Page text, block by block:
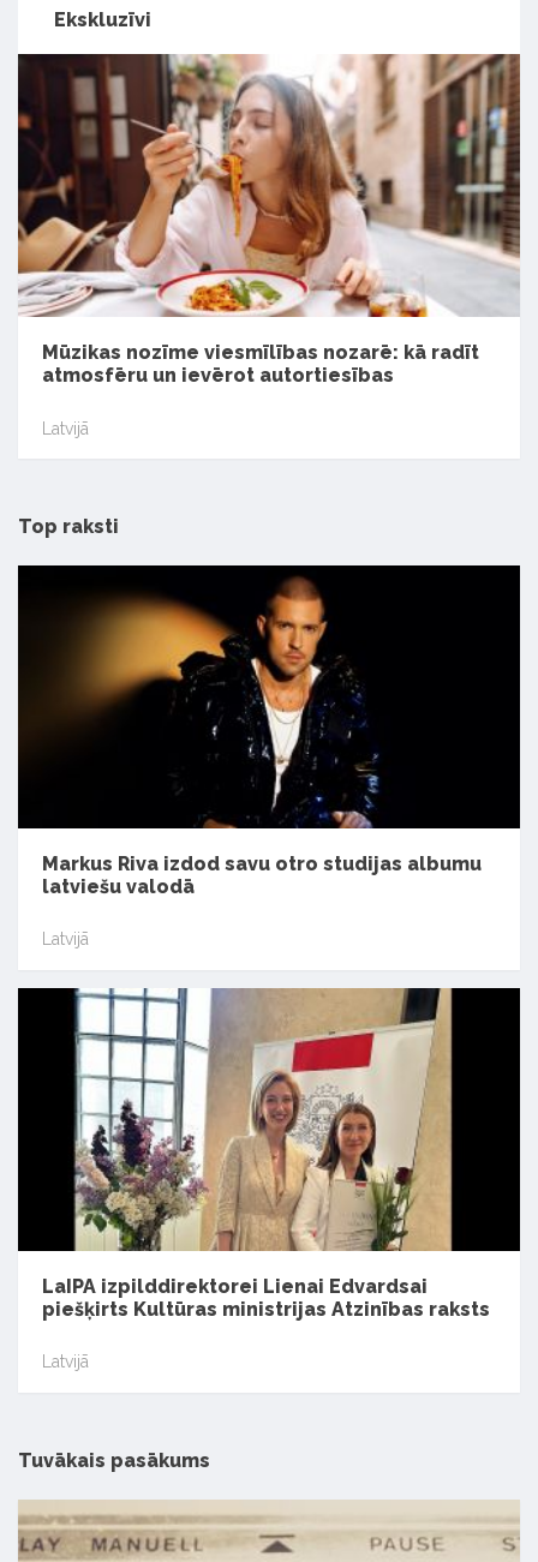
Ekskluzīvi
Mūzikas nozīme viesmīlības nozarē: kā radīt
atmosfēru un ievērot autortiesības
Latvijā
Top raksti
Markus Riva izdod savu otro studijas albumu
latviešu valodā
Latvijā
LaIPA izpilddirektorei Lienai Edvardsai
piešķirts Kultūras ministrijas Atzinības raksts
Latvijā
Tuvākais pasākums